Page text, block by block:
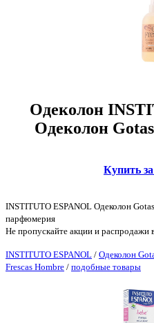
Одеколон
Одеколон
Купить
INSTITUTO ESPANOL Одеколон
парфюмерия
Не пропускайте акции и распродажи
INSTITUTO ESPANOL / Одеколон
Frescas Hombre / подобные товары